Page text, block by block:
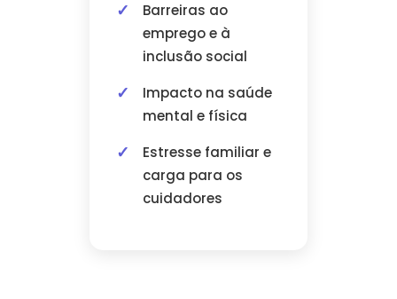
Barreiras ao
emprego e à
inclusão social
Impacto na saúde
mental e física
Estresse familiar e
carga para os
cuidadores